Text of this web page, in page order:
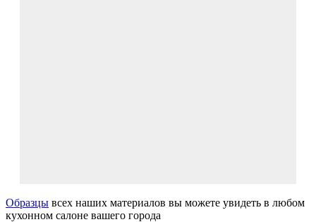
Образцы всех наших материалов вы можете увидеть в любом
кухонном салоне вашего города